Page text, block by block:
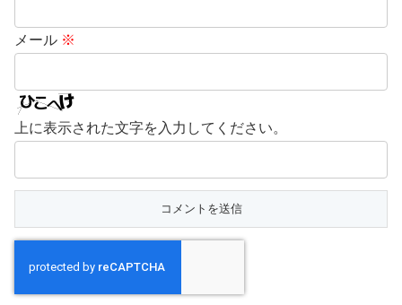
メール ※
上に表示された文字を入力してください。